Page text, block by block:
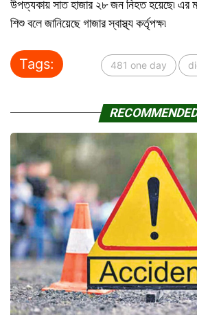
উপত্যকায় সাত হাজার ২৮ জন নিহত হয়েছে৷ এর
শিশু বলে জানিয়েছে গাজার স্বাস্থ্য কর্তৃপক্ষ৷
Tags: 481 one day